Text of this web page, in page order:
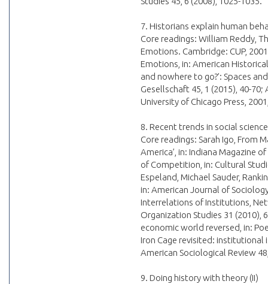
7. Historians explain human
Core readings: William Reddy,
Emotions. Cambridge: CUP,
Emotions, in: American
and nowhere to go?’: Spaces
Gesellschaft 45, 1 (2015), 40-
University of Chicago Press,
8. Recent trends in social
Core readings: Sarah Igo, From
America’, in: Indiana Magazine
of Competition, in: Cultural
Espeland, Michael Sauder,
in: American Journal of
Interrelations of Institutions,
Organization Studies 31 (2010),
economic world reversed, in:
Iron Cage revisited:
American Sociological Review
9. Doing history with theory (II)